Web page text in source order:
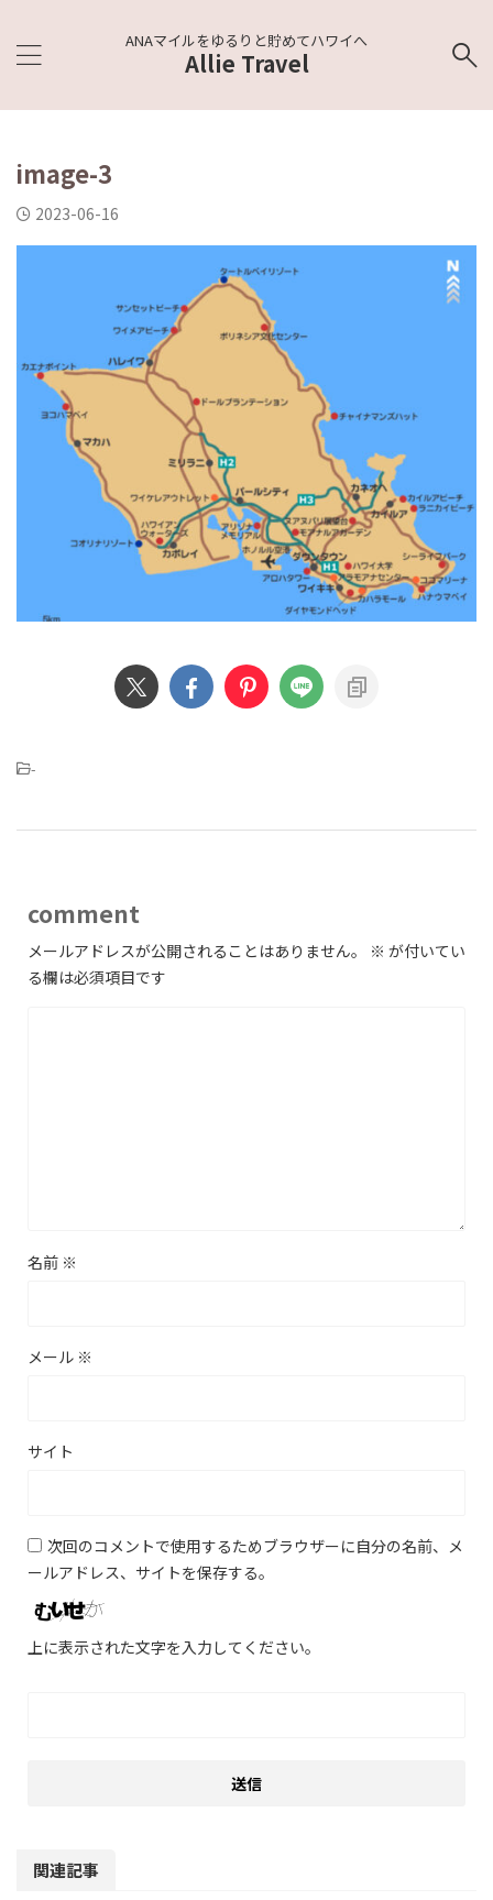
ANAマイルをゆるりと貯めてハワイへ
Allie Travel
image-3
2023-06-16
-
comment
メールアドレスが公開されることはありません。 ※ が付いてい
る欄は必須項目です
名前 ※
メール ※
サイト
次回のコメントで使用するためブラウザーに自分の名前、メ
ールアドレス、サイトを保存する。
上に表示された文字を入力してください。
関連記事